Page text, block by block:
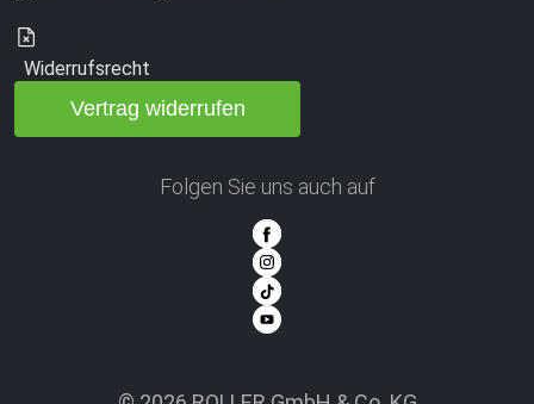
Widerrufsrecht
Vertrag widerrufen
Folgen Sie uns auch auf